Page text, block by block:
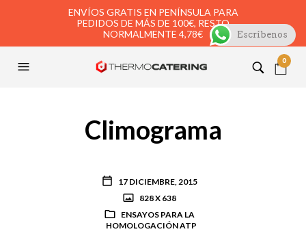
ENVÍOS GRATIS EN PENÍNSULA PARA
PEDIDOS DE MÁS DE 100€, RESTO
NORMALMENTE 4,78€
0
Climograma
17 DICIEMBRE, 2015
828 X 638
ENSAYOS PARA LA
HOMOLOGACIÓN ATP
Escríbenos